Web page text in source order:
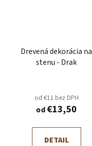
Drevená dekorácia na
stenu - Drak
od €11 bez DPH
od€13,50
DETAIL